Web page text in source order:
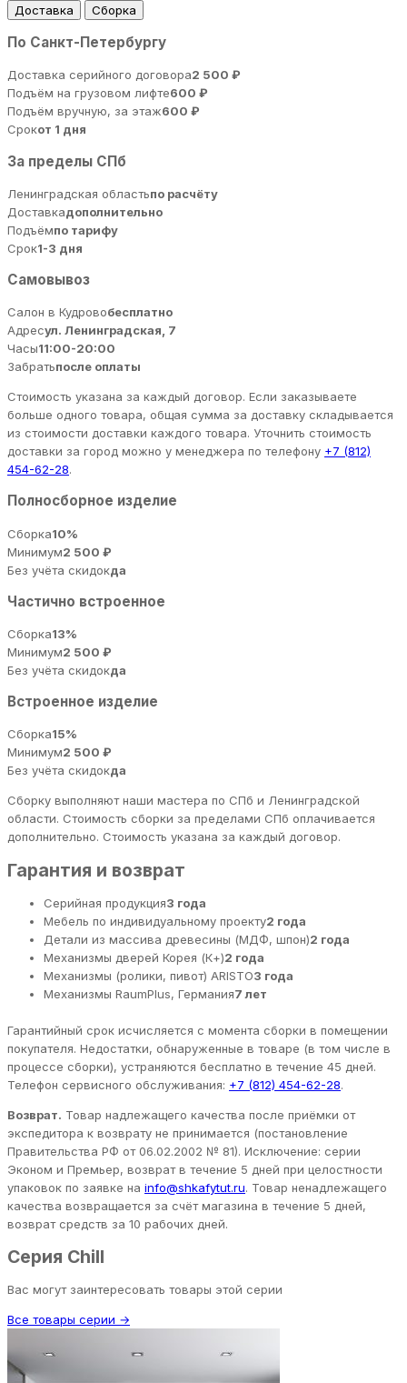
Доставка Сборка
По Санкт-Петербургу
Доставка серийного договора2 500 ₽
Подъём на грузовом лифте600 ₽
Подъём вручную, за этаж600 ₽
Срокот 1 дня
За пределы СПб
Ленинградская областьпо расчёту
Доставкадополнительно
Подъёмпо тарифу
Срок1-3 дня
Самовывоз
Салон в Кудровобесплатно
Адресул. Ленинградская, 7
Часы11:00-20:00
Забратьпосле оплаты
Стоимость указана за каждый договор. Если заказываете
больше одного товара, общая сумма за доставку складывается
из стоимости доставки каждого товара. Уточнить стоимость
доставки за город можно у менеджера по телефону +7 (812)
454-62-28.
Полносборное изделие
Сборка10%
Минимум2 500 ₽
Без учёта скидокда
Частично встроенное
Сборка13%
Минимум2 500 ₽
Без учёта скидокда
Встроенное изделие
Сборка15%
Минимум2 500 ₽
Без учёта скидокда
Сборку выполняют наши мастера по СПб и Ленинградской
области. Стоимость сборки за пределами СПб оплачивается
дополнительно. Стоимость указана за каждый договор.
Гарантия и возврат
Серийная продукция3 года
Мебель по индивидуальному проекту2 года
Детали из массива древесины (МДФ, шпон)2 года
Механизмы дверей Корея (К+)2 года
Механизмы (ролики, пивот) ARISTO3 года
Механизмы RaumPlus, Германия7 лет
Гарантийный срок исчисляется с момента сборки в помещении
покупателя. Недостатки, обнаруженные в товаре (в том числе в
процессе сборки), устраняются бесплатно в течение 45 дней.
Телефон сервисного обслуживания: +7 (812) 454-62-28.
Возврат. Товар надлежащего качества после приёмки от
экспедитора к возврату не принимается (постановление
Правительства РФ от 06.02.2002 № 81). Исключение: серии
Эконом и Премьер, возврат в течение 5 дней при целостности
упаковок по заявке на info@shkafytut.ru. Товар ненадлежащего
качества возвращается за счёт магазина в течение 5 дней,
возврат средств за 10 рабочих дней.
Серия Chill
Вас могут заинтересовать товары этой серии
Все товары серии →